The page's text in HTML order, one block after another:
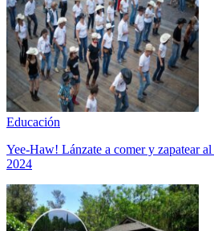
Educación
Yee-Haw! Lánzate a comer y zapatear al
2024